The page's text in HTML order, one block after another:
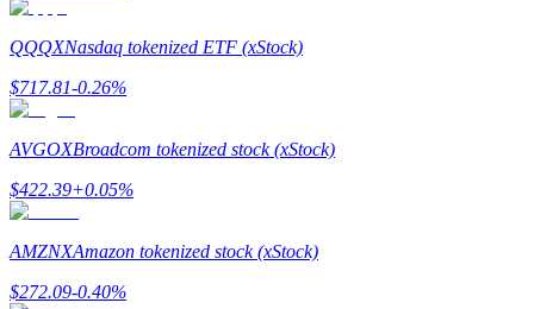
QQQXNasdaq tokenized ETF (xStock)
$717.81-0.26%
AVGOXBroadcom tokenized stock (xStock)
$422.39+0.05%
AMZNXAmazon tokenized stock (xStock)
$272.09-0.40%